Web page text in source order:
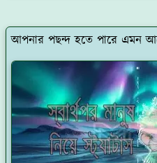
আপনার পছন্দ হতে পারে এমন